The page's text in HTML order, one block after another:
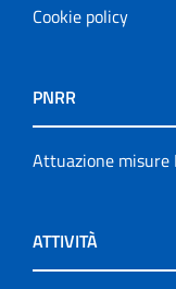
Cookie policy
PNRR
Attuazione misure
ATTIVITÀ